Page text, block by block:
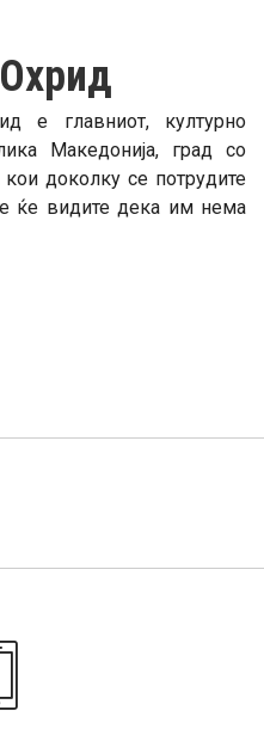
е главниот, културно
Македонија, град со
доколку се потрудите
ќе видите дека им нема